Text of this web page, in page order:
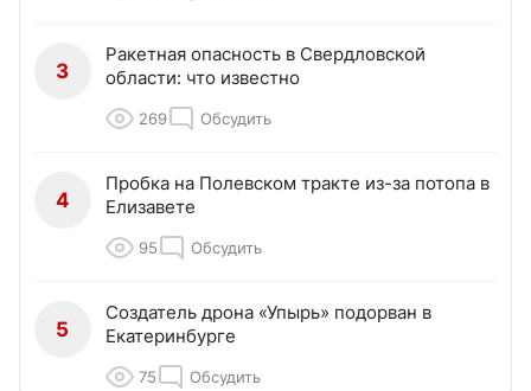
3
Ракетная опасность в Свердловской
области: что известно
269 Обсудить
4
Пробка на Полевском тракте из-за потопа в
Елизавете
95 Обсудить
5
Создатель дрона «Упырь» подорван в
Екатеринбурге
75 Обсудить